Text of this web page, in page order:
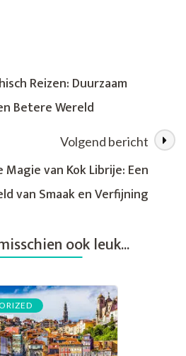
Ontdekken
Reizen: Duurzaam
Betere Wereld
Volgend bericht
van Kok Librije: Een
van Smaak en Verfijning
ook leuk...